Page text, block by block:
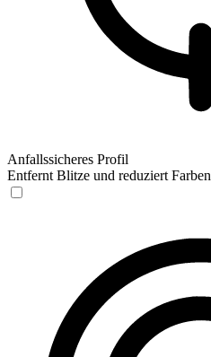
Anfallssicheres Profil
Entfernt Blitze und reduziert Farben